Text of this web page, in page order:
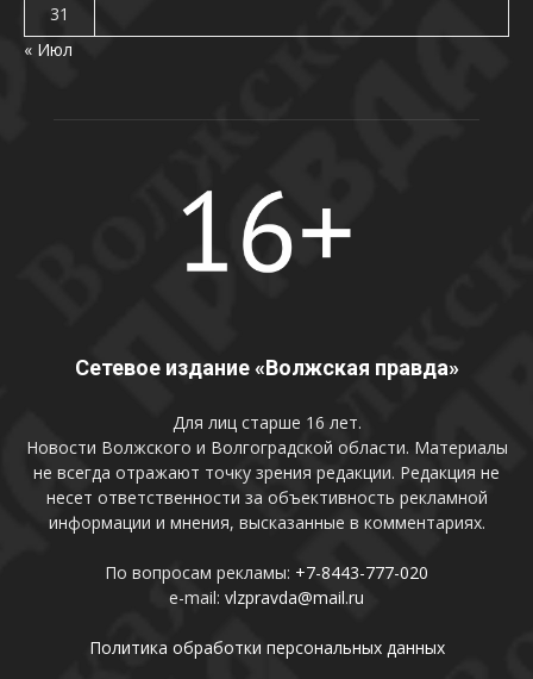
31
« Июл
Сетевое издание «Волжская правда»
Для лиц старше 16 лет.
Новости Волжского и Волгоградской области. Материалы
не всегда отражают точку зрения редакции. Редакция не
несет ответственности за объективность рекламной
информации и мнения, высказанные в комментариях.
По вопросам рекламы: +7-8443-777-020
e-mail: vlzpravda@mail.ru
Политика обработки персональных данных